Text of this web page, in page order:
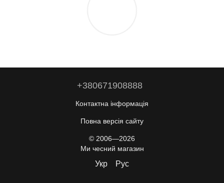
+380671908888
Контактна інформація
Повна версія сайту
© 2006—2026
Ми чесний магазин
Укр Рус